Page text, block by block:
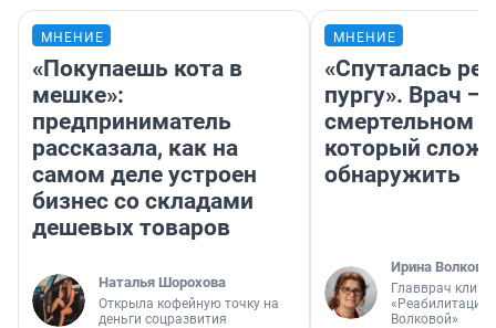
МНЕНИЕ
«Покупаешь кота в
мешке»:
предприниматель
рассказала, как на
самом деле устроен
бизнес со складами
дешевых товаров
Наталья Шорохова
Открыла кофейную точку на
деньги соцразвития
МНЕНИЕ
«Спуталась
пургу». Врач —
смертельном
который
обнаружить
Ирина Волкова
Главврач
«Реабилитация
Волковой»